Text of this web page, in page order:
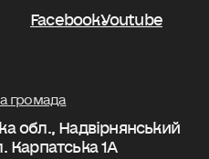
FacebookYoutube
громада
обл., Надвірнянський
Карпатська 1А